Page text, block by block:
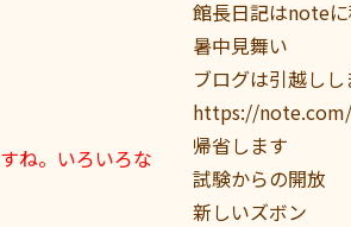
ね。いろいろな
館長日記はnote
暑中見舞い
ブログは引越し
https://
帰省します
試験からの開放
新しいズボン